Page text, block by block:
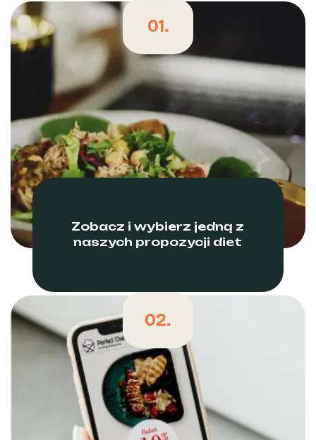
01.
Zobacz i wybierz jedną z
naszych propozycji diet
02.